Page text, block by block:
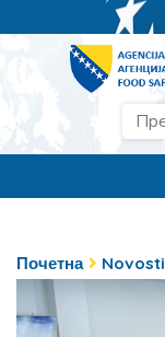
Почетна Novosti